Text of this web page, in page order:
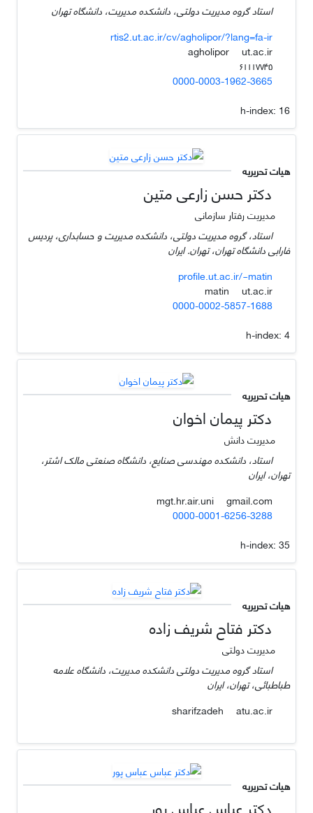
استاد گروه مدیریت دولتی، دانشکده مدیریت، دانشگاه تهران
rtis2.ut.ac.ir/cv/agholipor/?lang=fa-ir
agholipor
ut.ac.ir
۶۱۱۱۷۷۴۵
0000-0003-1962-3665
h-index: 16
هیات تحریریه
دکتر حسن زارعی متین
مدیریت رفتار سازمانی
استاد، گروه مدیریت دولتی، دانشکده مدیریت و حسابداری، پردیس
فارابی دانشگاه تهران، تهران. ایران
profile.ut.ac.ir/~matin
matin
ut.ac.ir
0000-0002-5857-1688
h-index: 4
هیات تحریریه
دکتر پیمان اخوان
مدیریت دانش
استاد، دانشکده مهندسی صنایع، دانشگاه صنعتی مالک اشتر،
تهران، ایران
gmail.com
0000-0001-6256-3288
h-index: 35
هیات تحریریه
دکتر فتاح شریف زاده
مدیریت دولتی
استاد گروه مدیریت دولتی دانشکده مدیریت، دانشگاه علامه
طباطبائی، تهران، ایران
sharifzadeh
atu.ac.ir
هیات تحریریه
دکتر عباس عباس پور